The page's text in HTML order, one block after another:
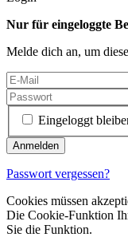
Nur für eingeloggte
Melde dich an, um
Eingeloggt
Passwort vergessen?
Cookies müssen
Die Cookie-Funktion
Sie die Funktion.